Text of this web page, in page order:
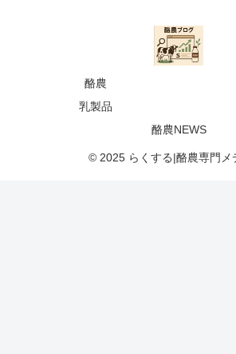
酪農
乳製品
酪農NEWS
© 2025 らくする|酪農専門メ